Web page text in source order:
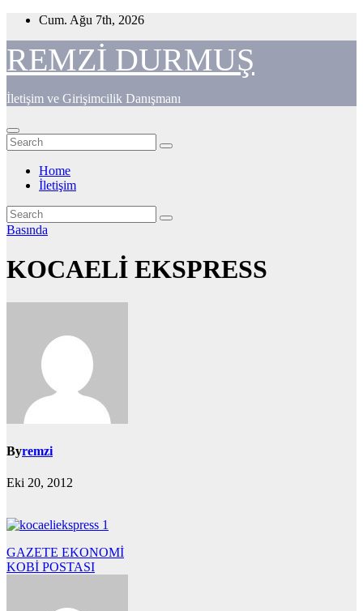
Skip
content
Cum. Ağu 7th, 2026
REMZİ DURMUŞ
İletişim ve Girişimcilik Danışmanı
Home
İletişim
Basında
KOCAELİ EKSPRESS
Byremzi
Eki 20, 2012
Yazı
gezinmesi
GAZETE EKONOMİ
KOBİ POSTASI